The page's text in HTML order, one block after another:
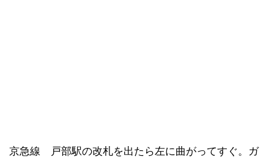
京急線 戸部駅の改札を出たら左に曲がってすぐ。ガ